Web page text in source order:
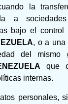
la
a sociedades
bajo el control
, o a una
del mismo
que
internas.
personales,